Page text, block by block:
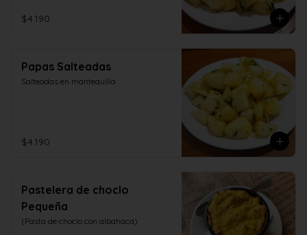
$4.190
Papas Salteadas
Salteadas en mantequilla
$4.190
Pastelera de choclo
Pequeña
(Pasta de choclo con albahaca)